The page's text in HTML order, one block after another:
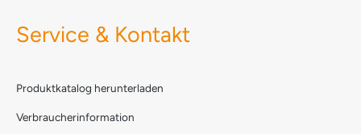
Service & Kontakt
Produktkatalog herunterladen
Verbraucherinformation